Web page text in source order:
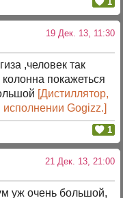
19 Дек. 13, 11:30
,человек так
покажеться
[Дистиллятор,
Gogizz.]
1
21 Дек. 13, 21:00
уж очень большой,